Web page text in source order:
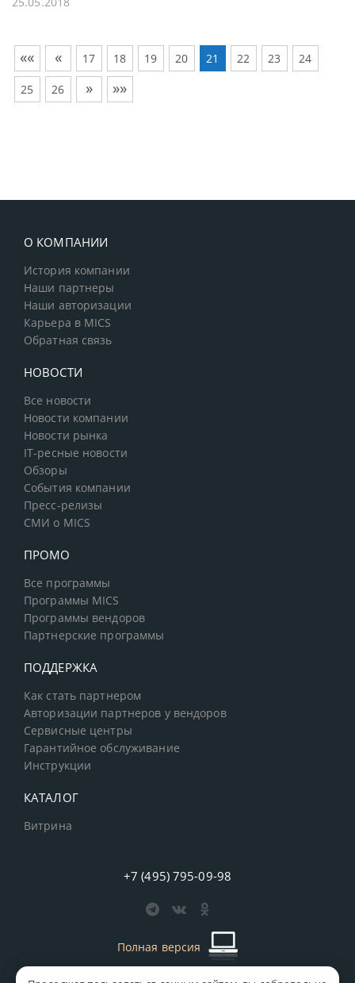
«« « 17 18 19 20 21 22 23 24
25 26 » »»
О КОМПАНИИ
История компании
Наши партнеры
Наши авторизации
Карьера в MICS
Обратная связь
НОВОСТИ
Все новости
Новости компании
Новости рынка
IT-ресные новости
Обзоры
События компании
Пресс-релизы
СМИ о MICS
ПРОМО
Все программы
Программы MICS
Программы вендоров
Партнерские программы
ПОДДЕРЖКА
Как стать партнером
Авторизации партнеров у вендоров
Сервисные центры
Гарантийное обслуживание
Инструкции
КАТАЛОГ
Витрина
+7 (495) 795-09-98
Полная версия